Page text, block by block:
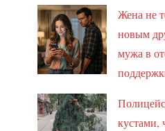
Жена не
новым
мужа в
кустами,